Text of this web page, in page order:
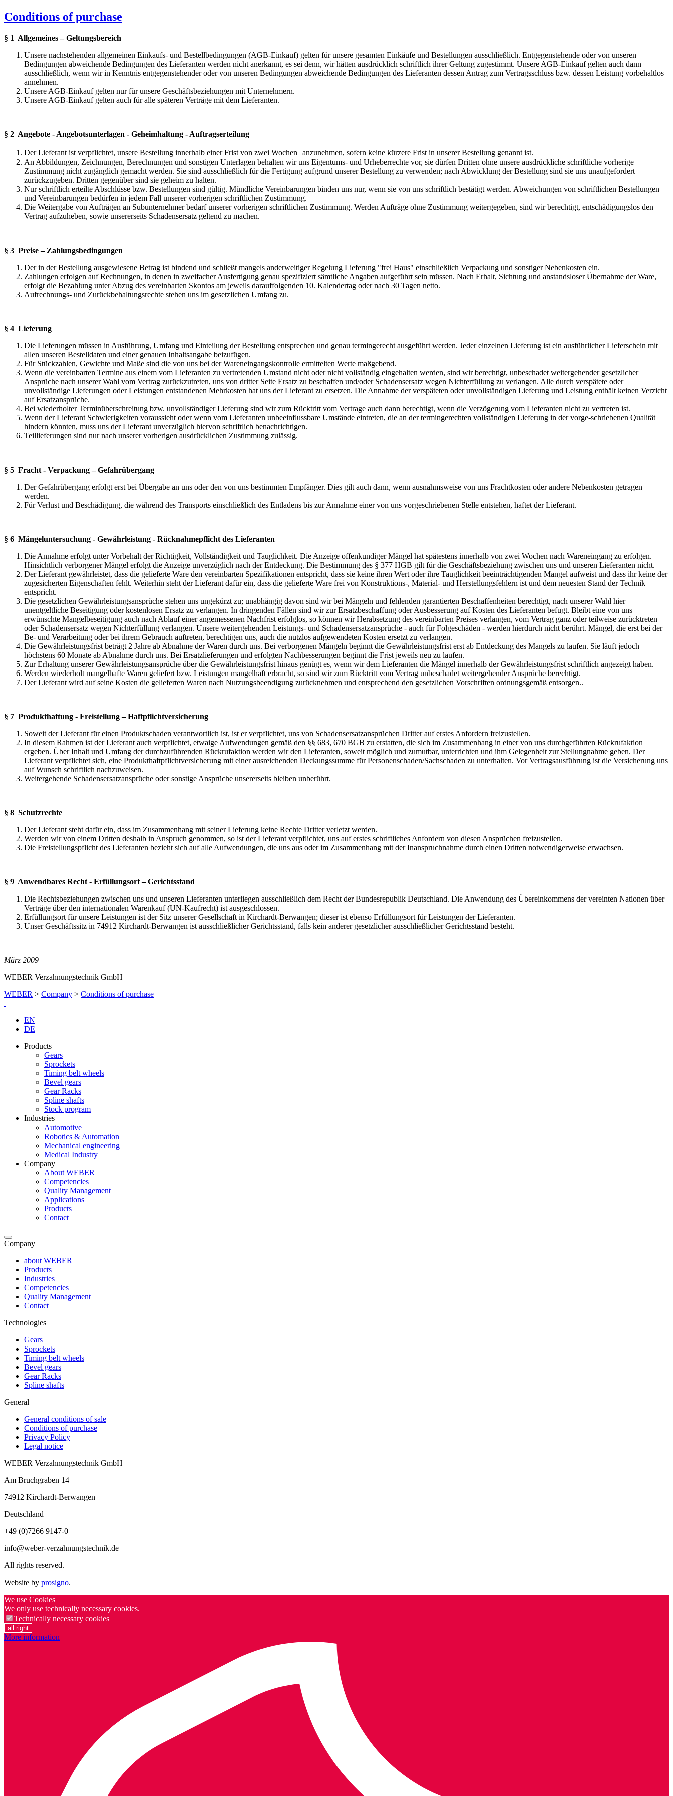
Conditions of purchase
§ 1 Allgemeines – Geltungsbereich
Unsere nachstehenden allgemeinen Einkaufs- und Bestellbedingungen (AGB-Einkauf) gelten für unsere gesamten Einkäufe und Bestellungen ausschließlich. Entgegenstehende oder von unseren
Bedingungen abweichende Bedingungen des Lieferanten werden nicht anerkannt, es sei denn, wir hätten ausdrücklich schriftlich ihrer Geltung zugestimmt. Unsere AGB-Einkauf gelten auch dann
ausschließlich, wenn wir in Kenntnis entgegenstehender oder von unseren Bedingungen abweichende Bedingungen des Lieferanten dessen Antrag zum Vertragsschluss bzw. dessen Leistung vorbehaltlos
annehmen.
Unsere AGB-Einkauf gelten nur für unsere Geschäftsbeziehungen mit Unternehmern.
Unsere AGB-Einkauf gelten auch für alle späteren Verträge mit dem Lieferanten.
§ 2 Angebote - Angebotsunterlagen - Geheimhaltung - Auftragserteilung
Der Lieferant ist verpflichtet, unsere Bestellung innerhalb einer Frist von zwei Wochen anzunehmen, sofern keine kürzere Frist in unserer Bestellung genannt ist.
An Abbildungen, Zeichnungen, Berechnungen und sonstigen Unterlagen behalten wir uns Eigentums- und Urheberrechte vor, sie dürfen Dritten ohne unsere ausdrückliche schriftliche vorherige
Zustimmung nicht zugänglich gemacht werden. Sie sind ausschließlich für die Fertigung aufgrund unserer Bestellung zu verwenden; nach Abwicklung der Bestellung sind sie uns unaufgefordert
zurückzugeben. Dritten gegenüber sind sie geheim zu halten.
Nur schriftlich erteilte Abschlüsse bzw. Bestellungen sind gültig. Mündliche Vereinbarungen binden uns nur, wenn sie von uns schriftlich bestätigt werden. Abweichungen von schriftlichen Bestellungen
und Vereinbarungen bedürfen in jedem Fall unserer vorherigen schriftlichen Zustimmung.
Die Weitergabe von Aufträgen an Subunternehmer bedarf unserer vorherigen schriftlichen Zustimmung. Werden Aufträge ohne Zustimmung weitergegeben, sind wir berechtigt, entschädigungslos den
Vertrag aufzuheben, sowie unsererseits Schadensersatz geltend zu machen.
§ 3 Preise – Zahlungsbedingungen
Der in der Bestellung ausgewiesene Betrag ist bindend und schließt mangels anderweitiger Regelung Lieferung "frei Haus" einschließlich Verpackung und sonstiger Nebenkosten ein.
Zahlungen erfolgen auf Rechnungen, in denen in zweifacher Ausfertigung genau spezifiziert sämtliche Angaben aufgeführt sein müssen. Nach Erhalt, Sichtung und anstandsloser Übernahme der Ware,
erfolgt die Bezahlung unter Abzug des vereinbarten Skontos am jeweils darauffolgenden 10. Kalendertag oder nach 30 Tagen netto.
Aufrechnungs- und Zurückbehaltungsrechte stehen uns im gesetzlichen Umfang zu.
§ 4 Lieferung
Die Lieferungen müssen in Ausführung, Umfang und Einteilung der Bestellung entsprechen und genau termingerecht ausgeführt werden. Jeder einzelnen Lieferung ist ein ausführlicher Lieferschein mit
allen unseren Bestelldaten und einer genauen Inhaltsangabe beizufügen.
Für Stückzahlen, Gewichte und Maße sind die von uns bei der Wareneingangskontrolle ermittelten Werte maßgebend.
Wenn die vereinbarten Termine aus einem vom Lieferanten zu vertretenden Umstand nicht oder nicht vollständig eingehalten werden, sind wir berechtigt, unbeschadet weitergehender gesetzlicher
Ansprüche nach unserer Wahl vom Vertrag zurückzutreten, uns von dritter Seite Ersatz zu beschaffen und/oder Schadensersatz wegen Nichterfüllung zu verlangen. Alle durch verspätete oder
unvollständige Lieferungen oder Leistungen entstandenen Mehrkosten hat uns der Lieferant zu ersetzen. Die Annahme der verspäteten oder unvollständigen Lieferung und Leistung enthält keinen Verzicht
auf Ersatzansprüche.
Bei wiederholter Terminüberschreitung bzw. unvollständiger Lieferung sind wir zum Rücktritt vom Vertrage auch dann berechtigt, wenn die Verzögerung vom Lieferanten nicht zu vertreten ist.
Wenn der Lieferant Schwierigkeiten voraussieht oder wenn vom Lieferanten unbeeinflussbare Umstände eintreten, die an der termingerechten vollständigen Lieferung in der vorge-schriebenen Qualität
hindern könnten, muss uns der Lieferant unverzüglich hiervon schriftlich benachrichtigen.
Teillieferungen sind nur nach unserer vorherigen ausdrücklichen Zustimmung zulässig.
§ 5 Fracht - Verpackung – Gefahrübergang
Der Gefahrübergang erfolgt erst bei Übergabe an uns oder den von uns bestimmten Empfänger. Dies gilt auch dann, wenn ausnahmsweise von uns Frachtkosten oder andere Nebenkosten getragen
werden.
Für Verlust und Beschädigung, die während des Transports einschließlich des Entladens bis zur Annahme einer von uns vorgeschriebenen Stelle entstehen, haftet der Lieferant.
§ 6 Mängeluntersuchung - Gewährleistung - Rücknahmepflicht des Lieferanten
Die Annahme erfolgt unter Vorbehalt der Richtigkeit, Vollständigkeit und Tauglichkeit. Die Anzeige offenkundiger Mängel hat spätestens innerhalb von zwei Wochen nach Wareneingang zu erfolgen.
Hinsichtlich verborgener Mängel erfolgt die Anzeige unverzüglich nach der Entdeckung. Die Bestimmung des § 377 HGB gilt für die Geschäftsbeziehung zwischen uns und unseren Lieferanten nicht.
Der Lieferant gewährleistet, dass die gelieferte Ware den vereinbarten Spezifikationen entspricht, dass sie keine ihren Wert oder ihre Tauglichkeit beeinträchtigenden Mangel aufweist und dass ihr keine der
zugesicherten Eigenschaften fehlt. Weiterhin steht der Lieferant dafür ein, dass die gelieferte Ware frei von Konstruktions-, Material- und Herstellungsfehlern ist und dem neuesten Stand der Technik
entspricht.
Die gesetzlichen Gewährleistungsansprüche stehen uns ungekürzt zu; unabhängig davon sind wir bei Mängeln und fehlenden garantierten Beschaffenheiten berechtigt, nach unserer Wahl hier
unentgeltliche Beseitigung oder kostenlosen Ersatz zu verlangen. In dringenden Fällen sind wir zur Ersatzbeschaffung oder Ausbesserung auf Kosten des Lieferanten befugt. Bleibt eine von uns
erwünschte Mangelbeseitigung auch nach Ablauf einer angemessenen Nachfrist erfolglos, so können wir Herabsetzung des vereinbarten Preises verlangen, vom Vertrag ganz oder teilweise zurücktreten
oder Schadensersatz wegen Nichterfüllung verlangen. Unsere weitergehenden Leistungs- und Schadensersatzansprüche - auch für Folgeschäden - werden hierdurch nicht berührt. Mängel, die erst bei der
Be- und Verarbeitung oder bei ihrem Gebrauch auftreten, berechtigen uns, auch die nutzlos aufgewendeten Kosten ersetzt zu verlangen.
Die Gewährleistungsfrist beträgt 2 Jahre ab Abnahme der Waren durch uns. Bei verborgenen Mängeln beginnt die Gewährleistungsfrist erst ab Entdeckung des Mangels zu laufen. Sie läuft jedoch
höchstens 60 Monate ab Abnahme durch uns. Bei Ersatzlieferungen und erfolgten Nachbesserungen beginnt die Frist jeweils neu zu laufen.
Zur Erhaltung unserer Gewährleistungsansprüche über die Gewährleistungsfrist hinaus genügt es, wenn wir dem Lieferanten die Mängel innerhalb der Gewährleistungsfrist schriftlich angezeigt haben.
Werden wiederholt mangelhafte Waren geliefert bzw. Leistungen mangelhaft erbracht, so sind wir zum Rücktritt vom Vertrag unbeschadet weitergehender Ansprüche berechtigt.
Der Lieferant wird auf seine Kosten die gelieferten Waren nach Nutzungsbeendigung zurücknehmen und entsprechend den gesetzlichen Vorschriften ordnungsgemäß entsorgen..
§ 7 Produkthaftung - Freistellung – Haftpflichtversicherung
Soweit der Lieferant für einen Produktschaden verantwortlich ist, ist er verpflichtet, uns von Schadensersatzansprüchen Dritter auf erstes Anfordern freizustellen.
In diesem Rahmen ist der Lieferant auch verpflichtet, etwaige Aufwendungen gemäß den §§ 683, 670 BGB zu erstatten, die sich im Zusammenhang in einer von uns durchgeführten Rückrufaktion
ergeben. Über Inhalt und Umfang der durchzuführenden Rückrufaktion werden wir den Lieferanten, soweit möglich und zumutbar, unterrichten und ihm Gelegenheit zur Stellungnahme geben. Der
Lieferant verpflichtet sich, eine Produkthaftpflichtversicherung mit einer ausreichenden Deckungssumme für Personenschaden/Sachschaden zu unterhalten. Vor Vertragsausführung ist die Versicherung uns
auf Wunsch schriftlich nachzuweisen.
Weitergehende Schadensersatzansprüche oder sonstige Ansprüche unsererseits bleiben unberührt.
§ 8 Schutzrechte
Der Lieferant steht dafür ein, dass im Zusammenhang mit seiner Lieferung keine Rechte Dritter verletzt werden.
Werden wir von einem Dritten deshalb in Anspruch genommen, so ist der Lieferant verpflichtet, uns auf erstes schriftliches Anfordern von diesen Ansprüchen freizustellen.
Die Freistellungspflicht des Lieferanten bezieht sich auf alle Aufwendungen, die uns aus oder im Zusammenhang mit der Inanspruchnahme durch einen Dritten notwendigerweise erwachsen.
§ 9 Anwendbares Recht - Erfüllungsort – Gerichtsstand
Die Rechtsbeziehungen zwischen uns und unseren Lieferanten unterliegen ausschließlich dem Recht der Bundesrepublik Deutschland. Die Anwendung des Übereinkommens der vereinten Nationen über
Verträge über den internationalen Warenkauf (UN-Kaufrecht) ist ausgeschlossen.
Erfüllungsort für unsere Leistungen ist der Sitz unserer Gesellschaft in Kirchardt-Berwangen; dieser ist ebenso Erfüllungsort für Leistungen der Lieferanten.
Unser Geschäftssitz in 74912 Kirchardt-Berwangen ist ausschließlicher Gerichtsstand, falls kein anderer gesetzlicher ausschließlicher Gerichtsstand besteht.
März 2009
WEBER Verzahnungstechnik GmbH
WEBER > Company > Conditions of purchase
EN
DE
Products
Gears
Sprockets
Timing belt wheels
Bevel gears
Gear Racks
Spline shafts
Stock program
Industries
Automotive
Robotics & Automation
Mechanical engineering
Medical Industry
Company
About WEBER
Competencies
Quality Management
Applications
Products
Contact
Company
about WEBER
Products
Industries
Competencies
Quality Management
Contact
Technologies
Gears
Sprockets
Timing belt wheels
Bevel gears
Gear Racks
Spline shafts
General
General conditions of sale
Conditions of purchase
Privacy Policy
Legal notice
WEBER Verzahnungstechnik GmbH
Am Bruchgraben 14
74912 Kirchardt-Berwangen
Deutschland
+49 (0)7266 9147-0
info@weber-verzahnungstechnik.de
All rights reserved.
Website by prosigno.
We use Cookies
We only use technically necessary cookies.
Technically necessary cookies
all right
More information